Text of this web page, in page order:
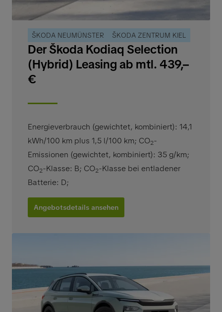
ŠKODA NEUMÜNSTER ŠKODA ZENTRUM KIEL
Der Škoda Kodiaq Selection
(Hybrid) Leasing ab mtl. 439,–
€
Energieverbrauch (gewichtet, kombiniert): 14,1
kWh/100 km plus 1,5 l/100 km; CO2-
Emissionen (gewichtet, kombiniert): 35 g/km;
CO2-Klasse: B; CO2-Klasse bei entladener
Batterie: D;
Angebotsdetails ansehen